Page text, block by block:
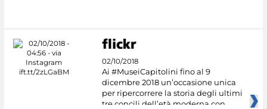
02/10/2018
Ai #MuseiCapitolini fino al 9
dicembre 2018 un’occasione unica
per ripercorrere la storia degli ultimi
tre concili dell’età moderna con